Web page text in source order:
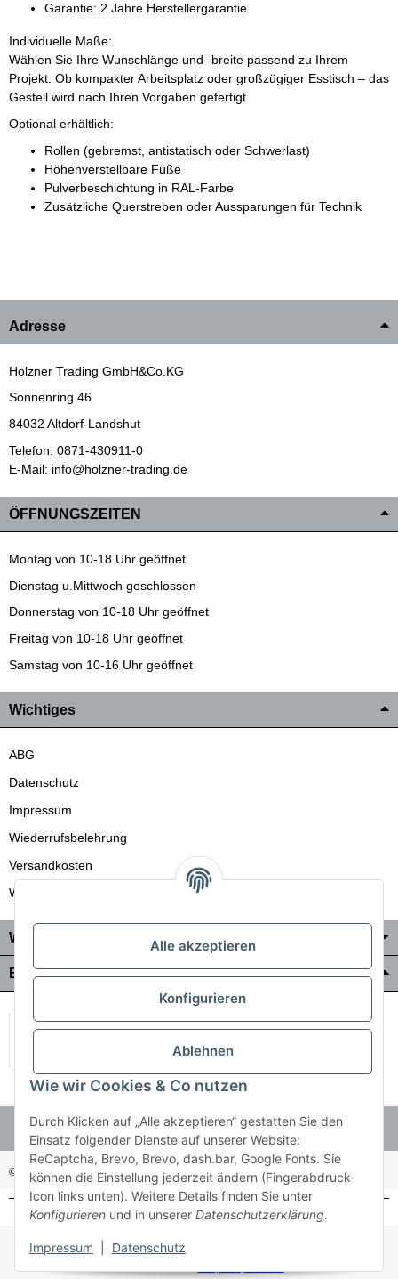
Garantie: 2 Jahre Herstellergarantie
Individuelle Maße:
Wählen Sie Ihre Wunschlänge und -breite passend zu Ihrem
Projekt. Ob kompakter Arbeitsplatz oder großzügiger Esstisch – das
Gestell wird nach Ihren Vorgaben gefertigt.
Optional erhältlich:
Rollen (gebremst, antistatisch oder Schwerlast)
Höhenverstellbare Füße
Pulverbeschichtung in RAL-Farbe
Zusätzliche Querstreben oder Aussparungen für Technik
Adresse
Holzner Trading GmbH&Co.KG
Sonnenring 46
84032 Altdorf-Landshut
Telefon: 0871-430911-0
E-Mail: info@holzner-trading.de
ÖFFNUNGSZEITEN
Montag von 10-18 Uhr geöffnet
Dienstag u.Mittwoch geschlossen
Donnerstag von 10-18 Uhr geöffnet
Freitag von 10-18 Uhr geöffnet
Samstag von 10-16 Uhr geöffnet
Wichtiges
ABG
Datenschutz
Impressum
Wiederrufsbelehrung
Versandkosten
Wir liefern auch in die Schweiz
Wo Sie uns finden
Bezahlung & Versand
© Holzner-Trading GmbH&Co KG Besucherzähler: 3512485
* Alle Preise inkl. gesetzlicher USt., zzgl.
Alle akzeptieren
Konfigurieren
Ablehnen
Wie wir Cookies & Co nutzen
Durch Klicken auf „Alle akzeptieren“ gestatten Sie den
Einsatz folgender Dienste auf unserer Website:
ReCaptcha, Brevo, Brevo, dash.bar, Google Fonts. Sie
können die Einstellung jederzeit ändern (Fingerabdruck-
Icon links unten). Weitere Details finden Sie unter
Konfigurieren und in unserer Datenschutzerklärung.
Impressum Datenschutz